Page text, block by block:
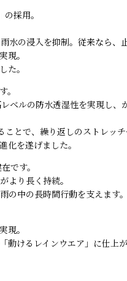
採用。
の浸入を抑制。従来なら
現。
た。
レベルの防水透湿性を実現し
とで、繰り返しのストレッ
化を遂げました。
です。
より長く持続。
中の長時間行動を支えます。
現。
けるレインウエア」に仕上が